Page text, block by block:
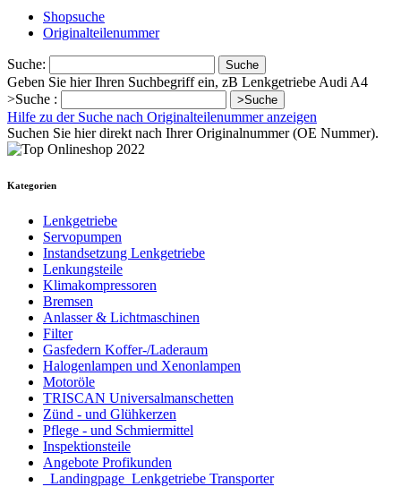
Shopsuche
Originalteilenummer
Suche: Suche
Geben Sie hier Ihren Suchbegriff ein, zB Lenkgetriebe Audi A4
>Suche :
>Suche
Hilfe zu der Suche nach Originalteilenummer anzeigen
Suchen Sie hier direkt nach Ihrer Originalnummer (OE Nummer).
Kategorien
Lenkgetriebe
Servopumpen
Instandsetzung Lenkgetriebe
Lenkungsteile
Klimakompressoren
Bremsen
Anlasser & Lichtmaschinen
Filter
Gasfedern Koffer-/Laderaum
Halogenlampen und Xenonlampen
Motoröle
TRISCAN Universalmanschetten
Zünd - und Glühkerzen
Pflege - und Schmiermittel
Inspektionsteile
Angebote Profikunden
_Landingpage_Lenkgetriebe Transporter